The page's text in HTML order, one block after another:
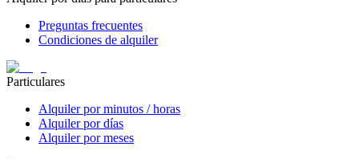
Preguntas frecuentes
Condiciones de alquiler
Particulares
Alquiler por minutos / horas
Alquiler por días
Alquiler por meses